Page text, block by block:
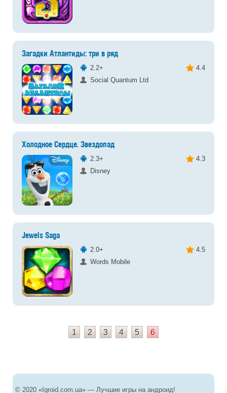
Загадки Атлантиды: три в ряд
2.2+
4.4
Social Quantum Ltd
Холодное Сердце. Звездопад
2.3+
4.3
Disney
Jewels Saga
2.0+
4.5
Words Mobile
1 2 3 4 5 6
© 2020 «Igroid.com.ua» — Лучшие игры на андроид!